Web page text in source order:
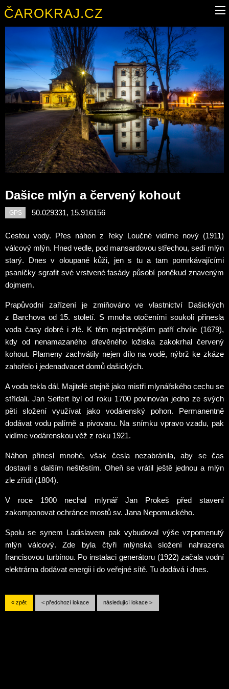
ČAROKRAJ.CZ
Dašice mlýn a červený kohout
GPS 50.029331, 15.916156
Cestou vody. Přes náhon z řeky Loučné vidíme nový (1911)
válcový mlýn. Hned vedle, pod mansardovou střechou, sedí mlýn
starý. Dnes v oloupané kůži, jen s tu a tam pomrkávajícími
psaníčky sgrafit své vrstvené fasády působí poněkud znaveným
dojmem.
Prapůvodní zařízení je zmiňováno ve vlastnictví Dašických
z Barchova od 15. století. S mnoha otočeními soukolí přinesla
voda časy dobré i zlé. K těm nejstinnějším patří chvíle (1679),
kdy od nenamazaného dřevěného ložiska zakokrhal červený
kohout. Plameny zachvátily nejen dílo na vodě, nýbrž ke zkáze
zahořelo i jedenadvacet domů dašických.
A voda tekla dál. Majitelé stejně jako mistři mlynářského cechu se
střídali. Jan Seifert byl od roku 1700 povinován jedno ze svých
pěti složení využívat jako vodárenský pohon. Permanentně
dodávat vodu palírně a pivovaru. Na snímku vpravo vzadu, pak
vidíme vodárenskou věž z roku 1921.
Náhon přinesl mnohé, však česla nezabránila, aby se čas
dostavil s dalším neštěstím. Oheň se vrátil ještě jednou a mlýn
zle zřídil (1804).
V roce 1900 nechal mlynář Jan Prokeš před stavení
zakomponovat ochránce mostů sv. Jana Nepomuckého.
Spolu se synem Ladislavem pak vybudoval výše vzpomenutý
mlýn válcový. Zde byla čtyři mlýnská složení nahrazena
francisovou turbínou. Po instalaci generátoru (1922) začala vodní
elektrárna dodávat energii i do veřejné sítě. Tu dodává i dnes.
« zpět < předchozí lokace následující lokace >